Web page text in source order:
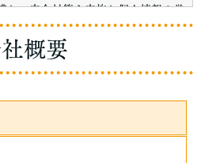
じ、安全対策を実施し個人情報の厳
人情報は、当社からのご連絡や業務
りした個人情報を適切に管理し、次
概要